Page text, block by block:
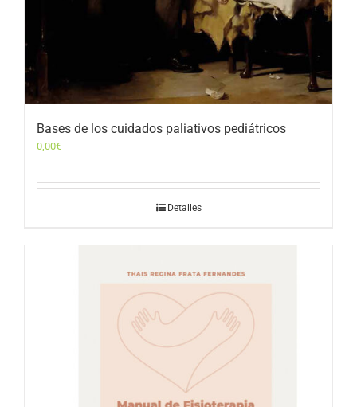
Bases de los cuidados paliativos pediátricos
0,00€
Detalles